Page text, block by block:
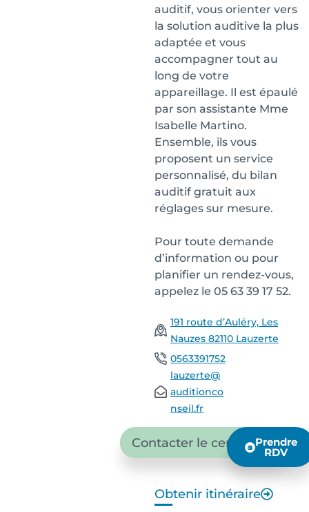
auditif, vous orienter vers
la solution auditive la plus
adaptée et vous
accompagner tout au
long de votre
appareillage. Il est épaulé
par son assistante Mme
Isabelle Martino.
Ensemble, ils vous
proposent un service
personnalisé, du bilan
auditif gratuit aux
réglages sur mesure.
Pour toute demande
d’information ou pour
planifier un rendez-vous,
appelez le 05 63 39 17 52.
191 route d’Auléry, Les
Nauzes 82110 Lauzerte
0563391752
lauzerte@
auditionco
nseil.fr
Contacter le centre Prendre
RDV
Obtenir itinéraire